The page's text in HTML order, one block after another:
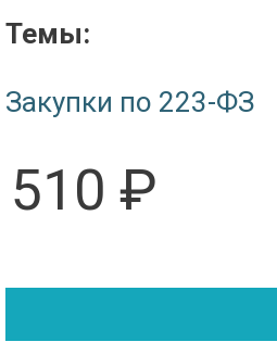
Темы:
Закупки по 223-ФЗ
510 ₽